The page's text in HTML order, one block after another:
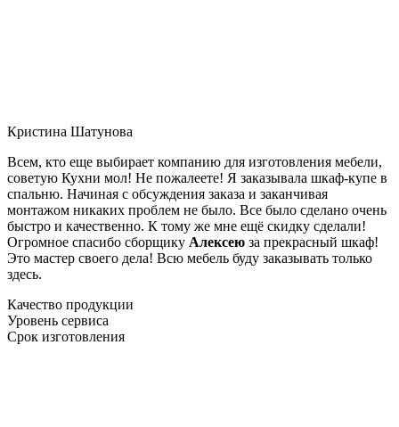
Кристина Шатунова
Всем, кто еще выбирает компанию для изготовления мебели,
советую Кухни мол! Не пожалеете! Я заказывала шкаф-купе в
спальню. Начиная с обсуждения заказа и заканчивая
монтажом никаких проблем не было. Все было сделано очень
быстро и качественно. К тому же мне ещё скидку сделали!
Огромное спасибо сборщику Алексею за прекрасный шкаф!
Это мастер своего дела! Всю мебель буду заказывать только
здесь.
Качество продукции
Уровень сервиса
Срок изготовления